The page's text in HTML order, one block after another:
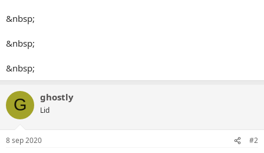
&nbsp;
&nbsp;
&nbsp;
G ghostly
Lid
8 sep 2020 #2